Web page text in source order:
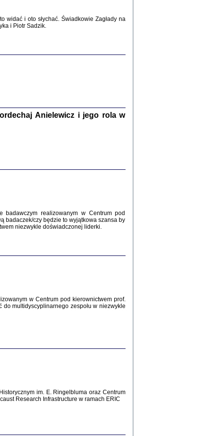
opatrzyła Barbara Engelking i Havi Dreifuss
Zagłada Żydów.
MAMY WSPANIAŁE ...
POSIADAĆ DOM POD ZIEMIĄ ...
z Zagłady w okolicach Dąbrowy
widać i oto słychać. Świadkowie Zagłady na
i Piotr Sadzik.
Anielewicz i jego rola w
badawczym realizowanym w Centrum pod
badaczek/czy będzie to wyjątkowa szansa by
niezwykle doświadczonej liderki.
w Centrum pod kierownictwem prof.
do multidyscyplinarnego zespołu w niezwykle
im. E. Ringelbluma oraz Centrum
Research Infrastructure w ramach ERIC